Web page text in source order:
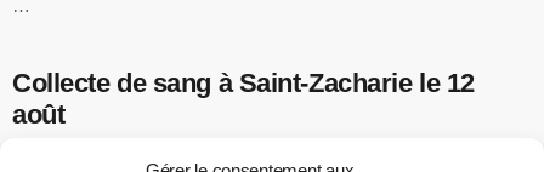
…
Collecte de sang à Saint-Zacharie le 12
août